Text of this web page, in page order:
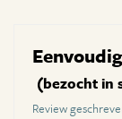
(bezocht in
Review